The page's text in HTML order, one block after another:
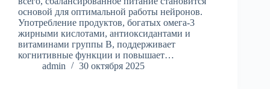
основой для оптимальной работы нейронов.
Употребление продуктов, богатых омега-3
жирными кислотами, антиоксидантами и
витаминами группы B, поддерживает
когнитивные функции и повышает…
admin
30 октября 2025